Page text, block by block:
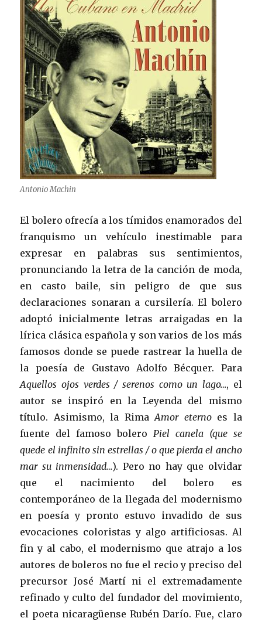
Antonio Machin
El bolero ofrecía a los tímidos enamorados del
franquismo un vehículo inestimable para
expresar en palabras sus sentimientos,
pronunciando la letra de la canción de moda,
en casto baile, sin peligro de que sus
declaraciones sonaran a cursilería. El bolero
adoptó inicialmente letras arraigadas en la
lírica clásica española y son varios de los más
famosos donde se puede rastrear la huella de
la poesía de Gustavo Adolfo Bécquer. Para
Aquellos ojos verdes / serenos como un lago…, el
autor se inspiró en la Leyenda del mismo
título. Asimismo, la RimaAmor eternoes la
fuente del famoso bolero Piel canela (que se
quede el infinito sin estrellas / o que pierda el ancho
mar su inmensidad…). Pero no hay que olvidar
que el nacimiento del bolero es
contemporáneo de la llegada del modernismo
en poesía y pronto estuvo invadido de sus
evocaciones coloristas y algo artificiosas. Al
fin y al cabo, el modernismo que atrajo a los
autores de boleros no fue el recio y preciso del
precursor José Martí ni el extremadamente
refinado y culto del fundador del movimiento,
el poeta nicaragüense Rubén Darío. Fue, claro